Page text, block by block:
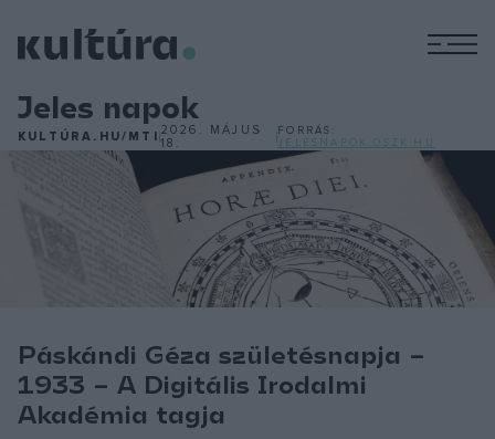
Jeles napok
KULTÚRA.HU/MTI 2026. MÁJUS
18.
FORRÁS:
JELESNAPOK.OSZK.HU
Páskándi Géza születésnapja –
1933 – A Digitális Irodalmi
Akadémia tagja